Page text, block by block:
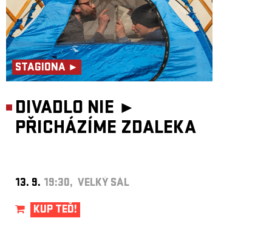
STAGIONA ►
DIVADLO NIE ►
PŘICHÁZÍME ZDALEKA
13. 9. 19:30, VELKÝ SÁL
KUP TEĎ!